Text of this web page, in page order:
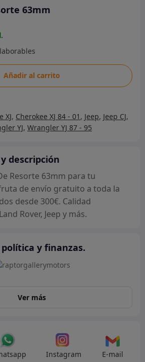
63mm
Añadir al carrito
XJ, Cherokee XJ 84 - 01 , Jeep, Jeep CJ,
YJ, Wrangler YJ 87 - 95
descripción
Resorte 63mm para tu
de envío gratuito a toda la
desde 300€. Calidad
Rover, Jeep y más.
y finanzas.
Ver más
Instagram E-mail